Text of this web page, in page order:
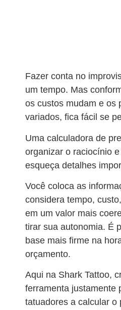
Fazer conta no
um tempo. Mas
os custos mudam e os
variados, fica fácil se
Uma calculadora de
organizar o raciocínio
esqueça detalhes
Você coloca as
considera tempo,
em um valor mais
tirar sua autonomia. É
base mais firme na
orçamento.
Aqui na Shark Tattoo,
ferramenta justamente
tatuadores a calcular o